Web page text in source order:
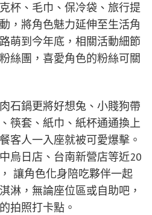
杯、毛巾、保冷袋、旅行提
，將角色魅力延伸至生活角
萌到今年底，相關活動細節
絲團，喜愛角色的粉絲可關
石鍋更將好想兔、小賤狗帶
筷套、紙巾、紙杯通通換上
客人一入座就被可愛爆擊。
烏日店、台南新營店等近20
讓角色化身陪吃夥伴一起
淋，無論座位區或自助吧，
拍照打卡點。